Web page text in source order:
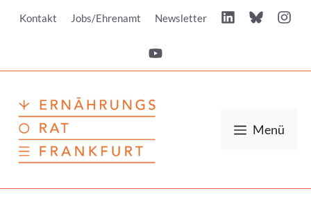
InhaltKontakt Jobs/Ehrenamt Newsletter
Menü